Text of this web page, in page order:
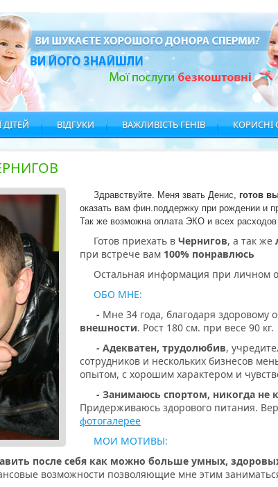
ДІТЕЙ ВІДГУКИ ВАЖЛИВІСТЬ ГЕНІВ КОРИСНІ
Здравствуйте. Меня звать Денис, готов
оказать вам фин.поддержку при рождении и
Так же возможна оплата ЭКО и всех расходов
Готов приехать в Чернигов, а так же
при встрече вам 100% понравлюсь
Остальная информация при личном
ОБО МНЕ:
- Мне 34 года, благодаря здоровому
внешности. Рост 180 см. при весе 90 кг.
- Адекватен, трудолюбив,
сотрудников и нескольких бизнесов
опытом, с хорошим характером и
- Занимаюсь спортом, никогда не
Придерживаюсь здорового питания.
фотогалерее
МОИ МОТИВЫ:
после себя как можно больше умных,
возможности позволяющие мне этим